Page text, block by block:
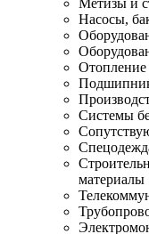
Насосы,
Системы
материалы